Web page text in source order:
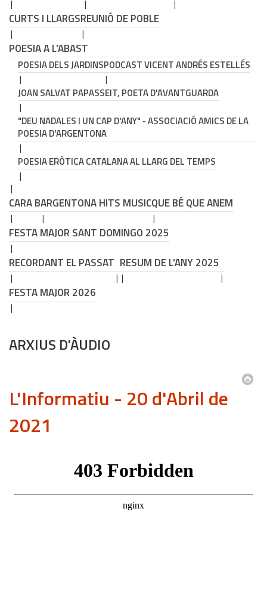
CURTS I LLARGSREUNIÓ DE POBLE
POESIA A L'ABAST
POESIA DELS JARDINSPODCAST VICENT ANDRÉS ESTELLÉS
JOAN SALVAT PAPASSEIT, POETA D'AVANTGUARDA
"DEU NADALES I UN CAP D'ANY" - ASSOCIACIÓ AMICS DE LA
POESIA D'ARGENTONA
POESIA ERÒTICA CATALANA AL LLARG DEL TEMPS
CARA BARGENTONA HITS MUSICQUE BÉ QUE ANEM
FESTA MAJOR SANT DOMINGO 2025
RECORDANT EL PASSAT RESUM DE L'ANY 2025
FESTA MAJOR 2026
ARXIUS D'ÀUDIO
L'Informatiu - 20 d'Abril de
2021